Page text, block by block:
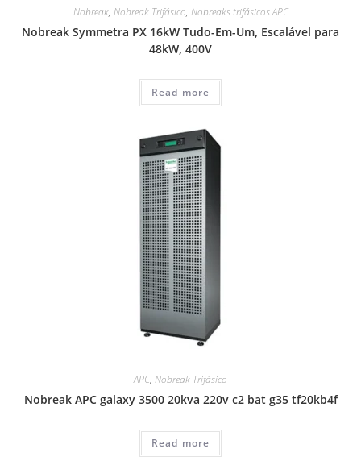
Nobreak, Nobreak Trifásico, Nobreaks trifásicos APC
Nobreak Symmetra PX 16kW Tudo-Em-Um, Escalável para
48kW, 400V
Read more
APC, Nobreak Trifásico
Nobreak APC galaxy 3500 20kva 220v c2 bat g35 tf20kb4f
Read more